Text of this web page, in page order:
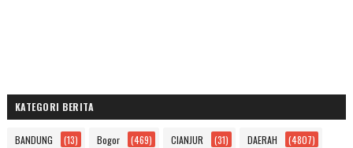
KATEGORI BERITA
BANDUNG (13) Bogor (469) CIANJUR (31) DAERAH (4807)